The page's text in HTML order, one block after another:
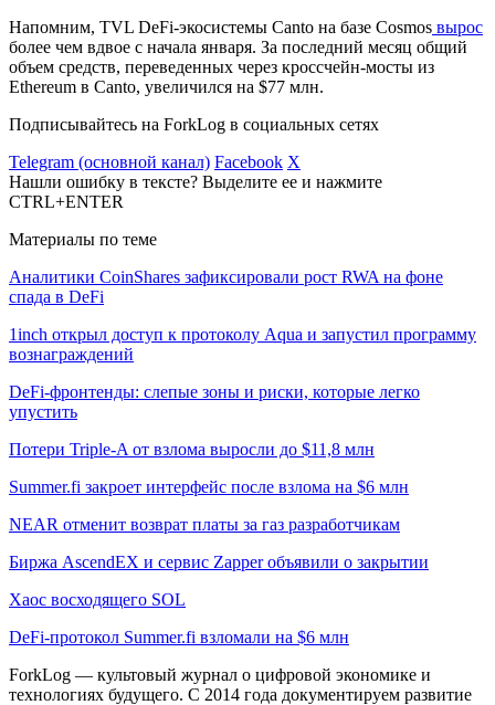
Напомним, TVL DeFi-экосистемы Canto на базе Cosmos вырос
более чем вдвое с начала января. За последний месяц общий
объем средств, переведенных через кроссчейн-мосты из
Ethereum в Canto, увеличился на $77 млн.
Подписывайтесь на ForkLog в социальных сетях
Telegram (основной канал) Facebook X
Нашли ошибку в тексте? Выделите ее и нажмите
CTRL+ENTER
Материалы по теме
Аналитики CoinShares зафиксировали рост RWA на фоне
спада в DeFi
1inch открыл доступ к протоколу Aqua и запустил программу
вознаграждений
DeFi-фронтенды: слепые зоны и риски, которые легко
упустить
Потери Triple-A от взлома выросли до $11,8 млн
Summer.fi закроет интерфейс после взлома на $6 млн
NEAR отменит возврат платы за газ разработчикам
Биржа AscendEX и сервис Zapper объявили о закрытии
Хаос восходящего SOL
DeFi-протокол Summer.fi взломали на $6 млн
ForkLog — культовый журнал о цифровой экономике и
технологиях будущего. С 2014 года документируем развитие